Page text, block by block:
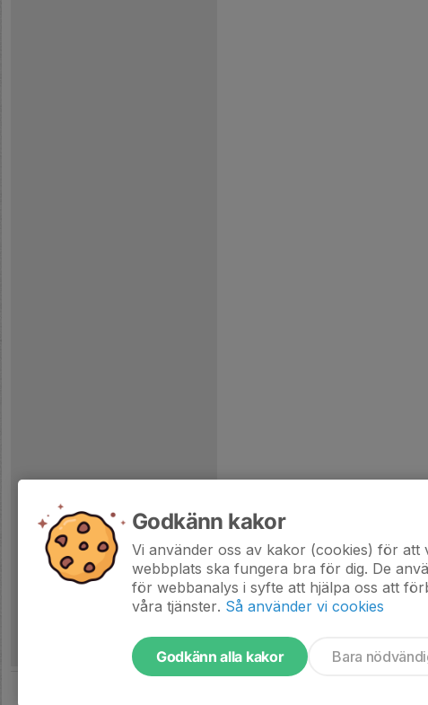
Godkänn kakor
Vi använder oss av kakor (cookies) för att
webbplats ska fungera bra för dig. De
för webbanalys i syfte att hjälpa oss att
våra tjänster. Så använder vi cookies
Godkänn alla kakor Bara